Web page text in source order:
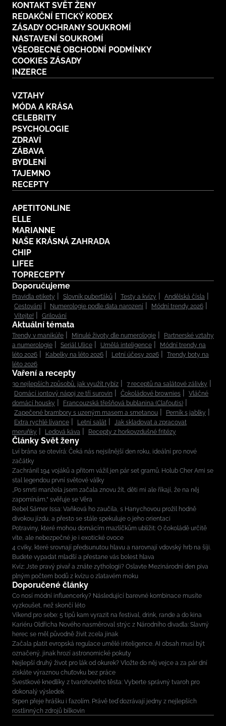
KONTAKT SVĚT ŽENY
REDAKČNÍ ETICKÝ KODEX
ZÁSADY OCHRANY SOUKROMÍ
NASTAVENÍ SOUKROMÍ
VŠEOBECNÉ OBCHODNÍ PODMÍNKY
COOKIES ZÁSADY
INZERCE
VZTAHY
MÓDA A KRÁSA
CELEBRITY
PSYCHOLOGIE
ZDRAVÍ
ZÁBAVA
BYDLENÍ
TAJEMNO
RECEPTY
APETITONLINE
ELLE
MARIANNE
NAŠE KRÁSNÁ ZAHRADA
CHIP
LIFEE
TOPRECEPTY
Doporučujeme
Pravidla etikety Slovník puberťáků Testy a kvízy
Andělská čísla
Cestování
Numerologie podle data narození
Módní trendy 2026
Vítejte!
Grilování
Aktuální témata
Trendy v manikúře Minulé životy dle numerologie
Partnerské vztahy
a numerologie
Seriál Ulice Umělá inteligence
Módní trendy na
léto 2026
Kabelky na léto 2026 Letní účesy 2026
Trendy boty na
léto 2026
Vaření a recepty
30 nejlepších způsobů, jak využít rybíz
7 receptů na salátové zálivky
Domácí iontový nápoj ze tří surovin
Čokoládové brownies
Vláčné
domácí housky
Francouzská třešňová bublanina (Clafoutis)
Zapečené brambory s uzeným masem a smetanou
Perník s jablky
Extra rychlé lívance
Letní salát
Jak skladovat a zpracovat
meruňky
Ledová káva Recepty z horkovzdušné fritézy
Články Svět ženy
Lví brána se otevírá: Čeká nás nejsilnější den roku, ideální pro nové
začátky
Zachránil 194 vojáků a přitom vážil jen pár set gramů. Holub Cher Ami se
stal legendou první světové války
„Po smrti manžela jsem začala znovu žít, děti mi ale říkají, že na něj
zapomínám,“ svěřuje se Věra
Rebel Sámer Issa: Vaňková ho zaučila, s Hanychovou prožil hodně
divokou jízdu, a přesto se stále spekuluje o jeho orientaci
Potraviny, které mohou domácím mazlíčkům ublížit: O čokoládě určitě
víte, ale nebezpečné je i exotické ovoce
4 cviky, které srovnají předsunutou hlavu a narovnají vdovský hrb na šíji.
Budete vypadat mladší a přestane vás bolest hlava
Kvíz: Jste pravý pivař a znáte zythologii? Oslavte Mezinárodní den piva
plným počtem bodů z kvízu o zlatavém moku
Doporučené články
Co nosí módní influencerky? Následující barevné kombinace musíte
vyzkoušet, než skončí léto
Víkend pro sebe: 5 tipů kam vyrazit na festival, drink, rande a do kina
Kariéru Oldřicha Nového nasměroval strýc z Národního divadla: Slavný
herec se měl původně živit zcela jinak
Začala platit evropská regulace umělé inteligence. AI obsah musí být
označený, jinak hrozí astronomické pokuty
Nejlepší druhý život pro lák od okurek? Vložte do něj vejce a za pár dní
získáte výraznou chuťovku bez práce
Švestkové knedlíky z tvarohového těsta: Vyberte správný tvaroh pro
dokonalý výsledek
Srpen přeje hrášku i fazolím. Právě teď dozrávají jedny z nejlepších
rostlinných zdrojů bílkovin